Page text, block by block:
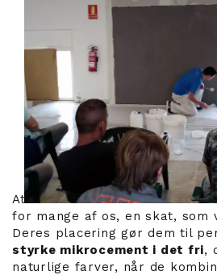
At have en terrasse er blevet
for mange af os, en skat, som
Deres placering gør dem til
styrke mikrocement i det fri,
naturlige farver, når de